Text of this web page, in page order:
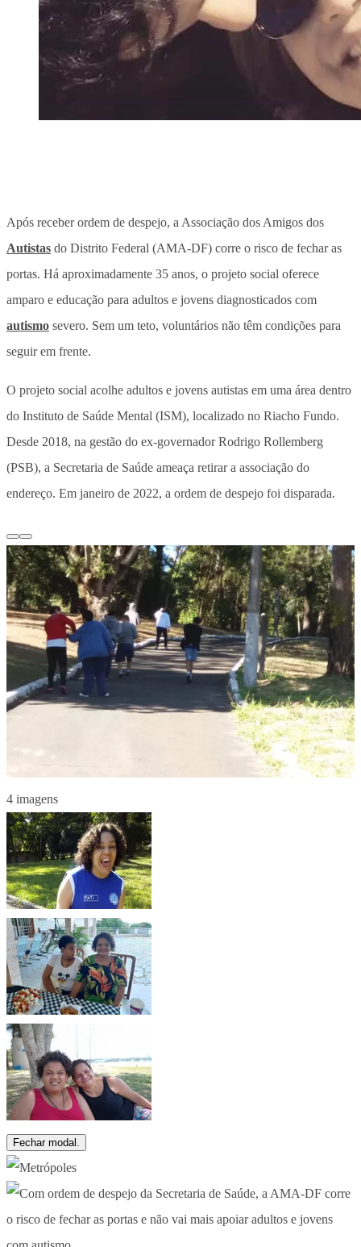
Após receber ordem de despejo, a Associação dos Amigos dos
Autistas do Distrito Federal (AMA-DF) corre o risco de fechar as
portas. Há aproximadamente 35 anos, o projeto social oferece
amparo e educação para adultos e jovens diagnosticados com
autismo severo. Sem um teto, voluntários não têm condições para
seguir em frente.
O projeto social acolhe adultos e jovens autistas em uma área dentro
do Instituto de Saúde Mental (ISM), localizado no Riacho Fundo.
Desde 2018, na gestão do ex-governador Rodrigo Rollemberg
(PSB), a Secretaria de Saúde ameaça retirar a associação do
endereço. Em janeiro de 2022, a ordem de despejo foi disparada.
4 imagens
Fechar modal.